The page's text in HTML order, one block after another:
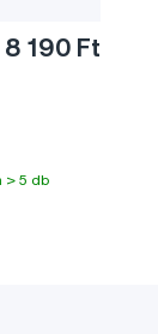
8 190 Ft
> 5 db